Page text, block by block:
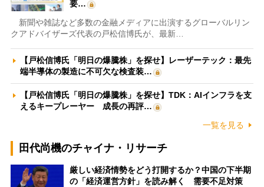
要…
新聞や雑誌など多数の金融メディアに出演するグローバルリン
クアドバイザーズ代表の戸松信博氏が、最新…
【戸松信博氏「明日の爆騰株」を探せ】レーザーテック：最先
端半導体の製造に不可欠な検査装…
【戸松信博氏「明日の爆騰株」を探せ】TDK：AIインフラを支
えるキープレーヤー 成長の再評…
一覧を見る
田代尚機のチャイナ・リサーチ
厳しい経済情勢をどう打開するか？中国の下半期
の「経済運営方針」を読み解く 需要不足対策